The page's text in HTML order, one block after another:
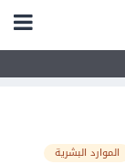
الموارد البشرية